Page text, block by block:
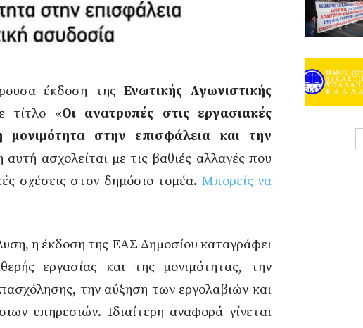
έκδοση της Ενωτικής Αγωνιστικής
τίτλο «Οι ανατροπές στις εργασιακές
στην επισφάλεια και την
ασχολείται με τις βαθιές αλλαγές που
σχέσεις στον δημόσιο τομέα. Μπορείς να
η έκδοση της ΕΑΣ Δημοσίου καταγράφει
εργασίας και της μονιμότητας, την
την αύξηση των εργολαβιών και
υπηρεσιών. Ιδιαίτερη αναφορά γίνεται